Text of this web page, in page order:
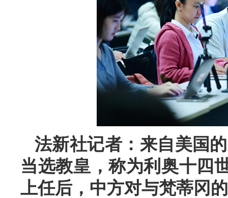
法新社记者：来自美国
当选教皇，称为利奥十四
上任后，中方对与梵蒂冈